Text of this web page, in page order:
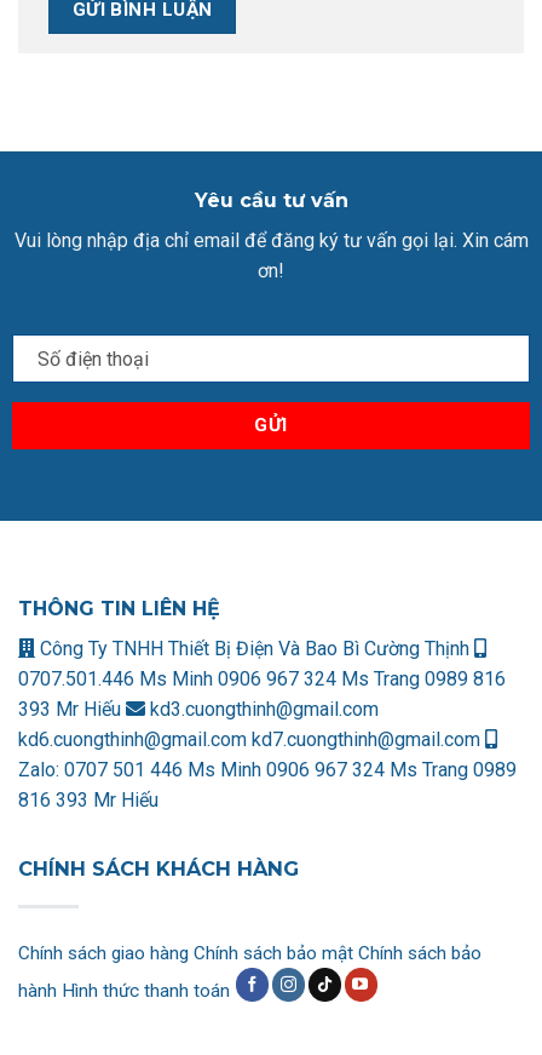
Yêu cầu tư vấn
Vui lòng nhập địa chỉ email để đăng ký tư vấn gọi lại. Xin cám
ơn!
THÔNG TIN LIÊN HỆ
Công Ty TNHH Thiết Bị Điện Và Bao Bì Cường Thịnh
0707.501.446 Ms Minh 0906 967 324 Ms Trang 0989 816
393 Mr Hiếu
kd3.cuongthinh@gmail.com
kd6.cuongthinh@gmail.com kd7.cuongthinh@gmail.com
Zalo: 0707 501 446 Ms Minh 0906 967 324 Ms Trang 0989
816 393 Mr Hiếu
CHÍNH SÁCH KHÁCH HÀNG
Chính sách giao hàng Chính sách bảo mật Chính sách bảo
hành Hình thức thanh toán